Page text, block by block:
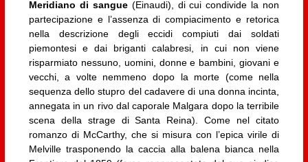
Meridiano di sangue (Einaudi), di cui condivide la non
partecipazione e l’assenza di compiacimento e retorica
nella descrizione degli eccidi compiuti dai soldati
piemontesi e dai briganti calabresi, in cui non viene
risparmiato nessuno, uomini, donne e bambini, giovani e
vecchi, a volte nemmeno dopo la morte (come nella
sequenza dello stupro del cadavere di una donna incinta,
annegata in un rivo dal caporale Malgara dopo la terribile
scena della strage di Santa Reina). Come nel citato
romanzo di McCarthy, che si misura con l’epica virile di
Melville trasponendo la caccia alla balena bianca nella